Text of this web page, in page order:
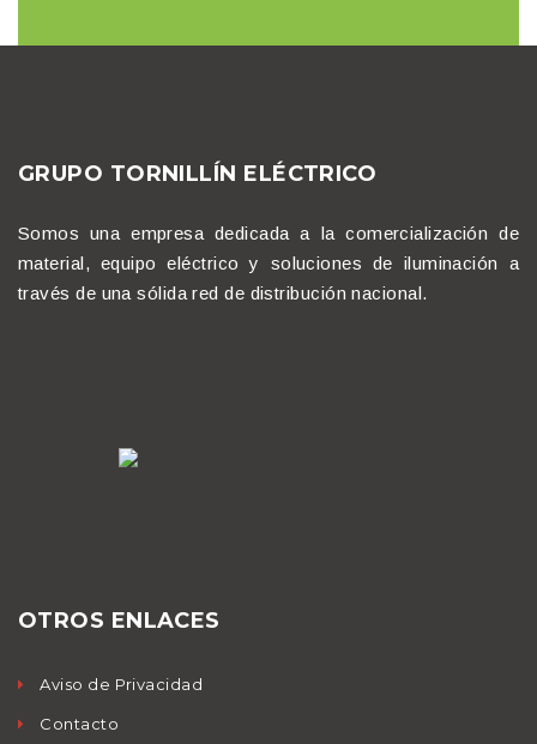
GRUPO TORNILLÍN ELÉCTRICO
Somos una empresa dedicada a la comercialización de
material, equipo eléctrico y soluciones de iluminación a
través de una sólida red de distribución nacional.
OTROS ENLACES
Aviso de Privacidad
Contacto